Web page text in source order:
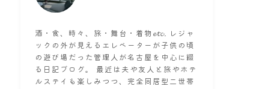
酒・食、時々、旅・舞台・着物𝓮𝓽𝓬. レジャ
ックの外が見えるエレベーターが子供の頃
の遊び場だった管理人が名古屋を中心に綴
る日記ブログ。 最近は夫や友人と旅やホテ
ルステイも楽しみつつ、完全同居型二世帯